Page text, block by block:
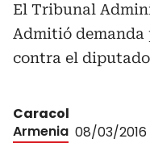
El Tribunal
Admitió
contra el
Caracol
Armenia 08/03/